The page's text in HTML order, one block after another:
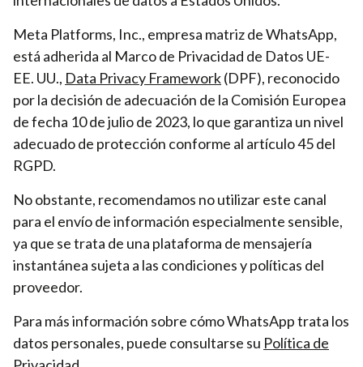
Meta Platforms, Inc., empresa matriz de WhatsApp,
está adherida al Marco de Privacidad de Datos UE-
EE. UU., Data Privacy Framework(DPF), reconocido
por la decisión de adecuación de la Comisión Europea
de fecha 10 de julio de 2023, lo que garantiza un nivel
adecuado de protección conforme al artículo 45 del
RGPD.
No obstante, recomendamos no utilizar este canal
para el envío de información especialmente sensible,
ya que se trata de una plataforma de mensajería
instantánea sujeta a las condiciones y políticas del
proveedor.
Para más información sobre cómo WhatsApp trata los
datos personales, puede consultarse su Política de